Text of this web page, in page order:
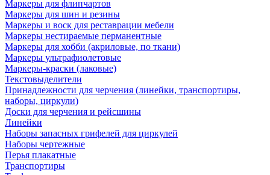
Маркеры для флипчартов
Маркеры для шин и резины
Маркеры и воск для реставрации мебели
Маркеры нестираемые перманентные
Маркеры для хобби (акриловые, по ткани)
Маркеры ультрафиолетовые
Маркеры-краски (лаковые)
Текстовыделители
Принадлежности для черчения (линейки, транспортиры,
наборы, циркули)
Доски для черчения и рейсшины
Линейки
Наборы запасных грифелей для циркулей
Наборы чертежные
Перья плакатные
Транспортиры